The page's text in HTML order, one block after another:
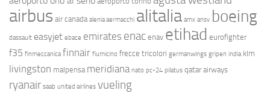
airbus air canada alenia aermacchi alitalia amx ansv boeing
dassault easyjet ebace emirates enac enav etihad eurofighter
f35 finmeccanica finnair fiumicino frecce tricolori germanwings gripen india klm
livingston malpensa meridiana nato pc-24 pilatus qatar airways
ryanair saab united airlines vueling